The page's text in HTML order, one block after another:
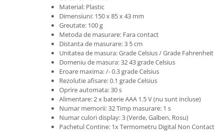
Material: Plastic
Dimensiuni: 150 x 85 x 43 mm
Greutate: 100 g
Metoda de masurare: Fara contact
Distanta de masurare: 3 5 cm
Unitatea de masura: Grade Celsius / Grade Fahrenheit
Domeniu de masura: 32 43 grade Celsius
Eroare maxima: /- 0.3 grade Celsius
Rezolutie afisare: 0.1 grade Celsius
Oprire automata: 30 s
Alimentare: 2 x baterie AAA 1.5 V (nu sunt incluse)
Numar memorii: 32 Timp masurare: 1 s
Numar culori display: 3 (Verde, Galben, Rosu)
Pachetul Contine: 1x Termometru Digital Non Contact